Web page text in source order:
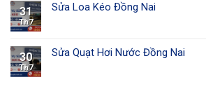
31
Th7
Sửa Loa Kéo Đồng Nai
30
Th7
Sửa Quạt Hơi Nước Đồng Nai